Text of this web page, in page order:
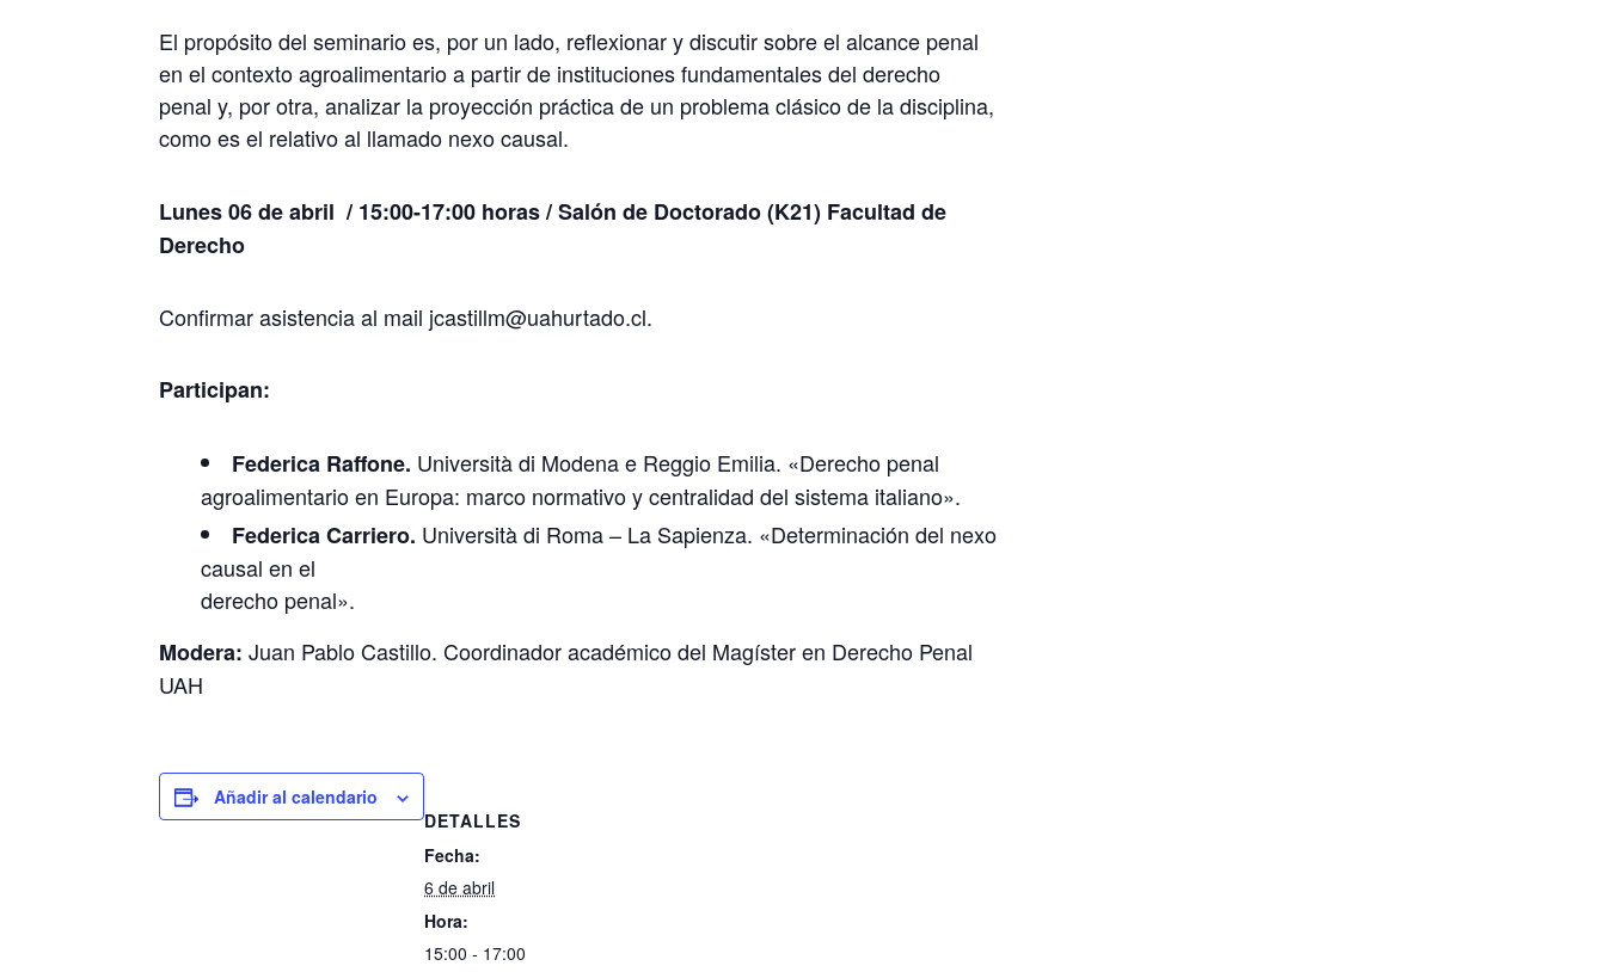
El propósito del seminario es, por un lado, reflexionar y discutir sobre el alcance penal
en el contexto agroalimentario a partir de instituciones fundamentales del derecho
penal y, por otra, analizar la proyección práctica de un problema clásico de la disciplina,
como es el relativo al llamado nexo causal.
Lunes 06 de abril / 15:00-17:00 horas / Salón de Doctorado (K21) Facultad de
Derecho
Confirmar asistencia al mail jcastillm@uahurtado.cl.
Participan:
Federica Raffone. Università di Modena e Reggio Emilia. «Derecho penal
agroalimentario en Europa: marco normativo y centralidad del sistema italiano».
Federica Carriero. Università di Roma – La Sapienza. «Determinación del nexo
causal en el
derecho penal».
Modera: Juan Pablo Castillo. Coordinador académico del Magíster en Derecho Penal
UAH
Añadir al calendario
DETALLES
Fecha:
6 de abril
Hora:
15:00 - 17:00